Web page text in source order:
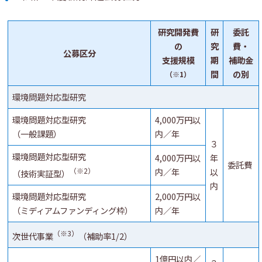
公募区分
研究開発費
の
支援規模
（※1）
研
究
期
間
委託
費・
補助金
の別
環境問題対応型研究
環境問題対応型研究
（一般課題）
4,000万円以
内／年
３
年
以
内
委託費
環境問題対応型研究
（技術実証型）
（※2）
4,000万円以
内／年
環境問題対応型研究
（ミディアムファンディング枠）
2,000万円以
内／年
次世代事業 （※3） （補助率1/2）
1億円以内／